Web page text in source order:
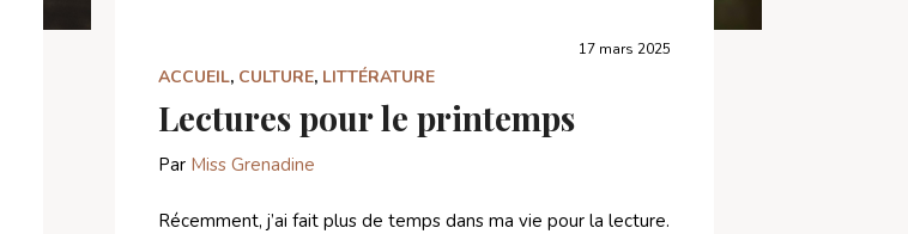
17 mars 2025
ACCUEIL, CULTURE, LITTÉRATURE
Lectures pour le printemps
Par Miss Grenadine
Récemment, j’ai fait plus de temps dans ma vie pour la lecture.